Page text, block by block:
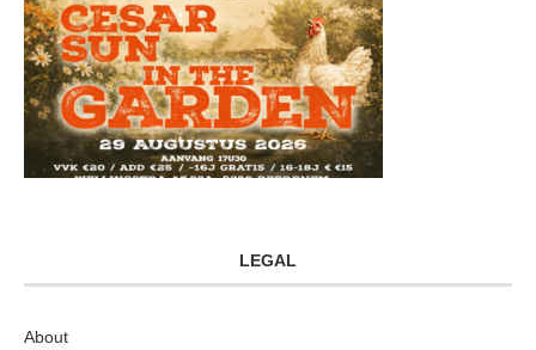
LEGAL
About